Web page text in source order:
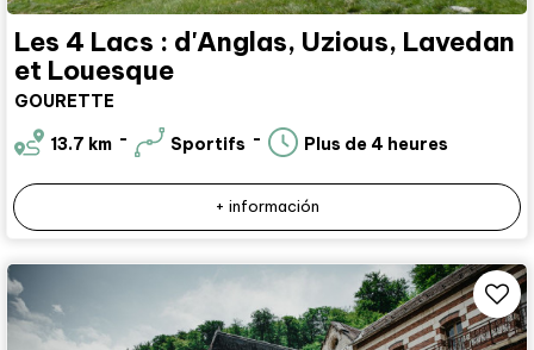
Les 4 Lacs : d'Anglas, Uzious, Lavedan
et Louesque
GOURETTE
13.7 km Sportifs Plus de 4 heures
+ información